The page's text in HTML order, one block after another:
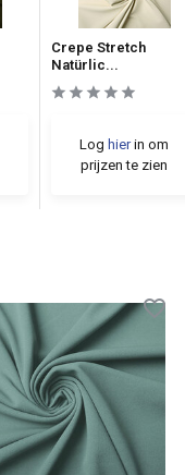
Crepe Stretch
Natürlic...
Log hierin om
prijzen te zien